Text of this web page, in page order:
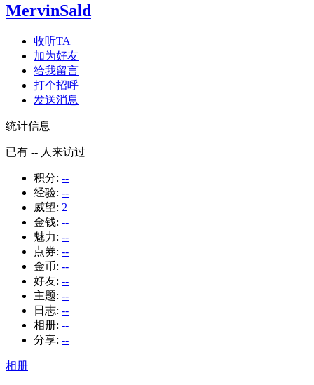
MervinSald
收听TA
加为好友
给我留言
打个招呼
发送消息
统计信息
已有 -- 人来访过
积分: --
经验: --
威望: 2
金钱: --
魅力: --
点券: --
金币: --
好友: --
主题: --
日志: --
相册: --
分享: --
相册